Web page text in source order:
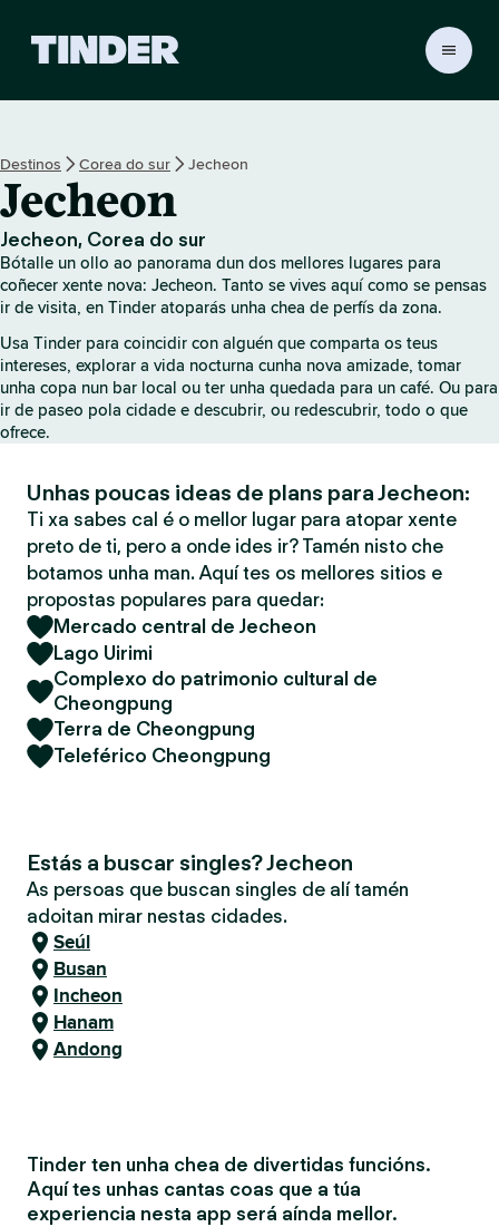
r
m
e
Destinos Corea do sur Jecheon
Jecheon
Jecheon, Corea do sur
Bótalle un ollo ao panorama dun dos mellores lugares para
coñecer xente nova: Jecheon. Tanto se vives aquí como se pensas
ir de visita, en Tinder atoparás unha chea de perfís da zona.
Usa Tinder para coincidir con alguén que comparta os teus
intereses, explorar a vida nocturna cunha nova amizade, tomar
unha copa nun bar local ou ter unha quedada para un café. Ou para
ir de paseo pola cidade e descubrir, ou redescubrir, todo o que
ofrece.
Unhas poucas ideas de plans para Jecheon:
Ti xa sabes cal é o mellor lugar para atopar xente
preto de ti, pero a onde ides ir? Tamén nisto che
botamos unha man. Aquí tes os mellores sitios e
propostas populares para quedar:
Mercado central de Jecheon
Lago Uirimi
Complexo do patrimonio cultural de
Cheongpung
Terra de Cheongpung
Teleférico Cheongpung
Estás a buscar singles? Jecheon
As persoas que buscan singles de alí tamén
adoitan mirar nestas cidades.
Seúl
Busan
Incheon
Hanam
Andong
Tinder ten unha chea de divertidas funcións.
Aquí tes unhas cantas coas que a túa
experiencia nesta app será aínda mellor.